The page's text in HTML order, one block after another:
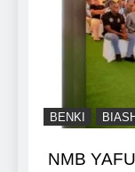
BENKI
NMB